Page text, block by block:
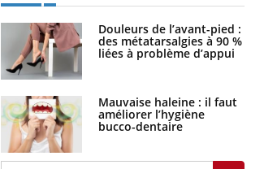
Douleurs de l’avant-pied :
des métatarsalgies à 90 %
liées à problème d’appui
Mauvaise haleine : il faut
améliorer l’hygiène
bucco-dentaire